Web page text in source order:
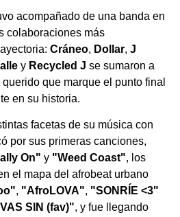
acompañado de una banda en
colaboraciones más
Cráneo, Dollar, J
y Recycled J se sumaron a
que marque el punto final
en su historia.
facetas de su música con
por sus primeras canciones,
On" y "Weed Coast", los
el mapa del afrobeat urbano
, "AfroLOVA", "SONRÍE <3"
SIN (fav)", y fue llegando